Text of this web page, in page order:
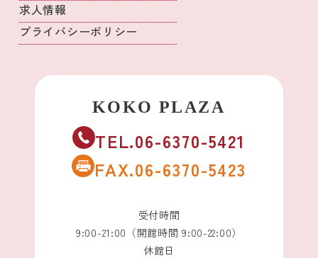
求人情報
プライバシーポリシー
TEL.06-6370-5421
FAX.06-6370-5423
受付時間
9:00-21:00（開館時間 9:00-22:00）
休館日